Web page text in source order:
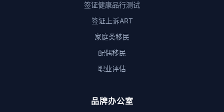
签证健康品行测试
签证上诉ART
家庭类移民
配偶移民
职业评估
品牌办公室